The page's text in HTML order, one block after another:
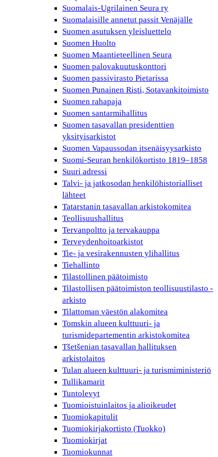
Suomalais-Ugrilainen Seura ry
Suomalaisille annetut passit Venäjälle
Suomen asutuksen yleisluettelo
Suomen Huolto
Suomen Maantieteellinen Seura
Suomen palovakuutuskonttori
Suomen passivirasto Pietarissa
Suomen Punainen Risti, Sotavankitoimisto
Suomen rahapaja
Suomen santarmihallitus
Suomen tasavallan presidenttien
yksityisarkistot
Suomen Vapaussodan itsenäisyysarkisto
Suomi-Seuran henkilökortisto 1819–1858
Suuri adressi
Talvi- ja jatkosodan henkilöhistorialliset
lähteet
Tatarstanin tasavallan arkistokomitea
Teollisuushallitus
Tervanpoltto ja tervakauppa
Terveydenhoitoarkistot
Tie- ja vesirakennusten ylihallitus
Tiehallinto
Tilastollinen päätoimisto
Tilastollisen päätoimiston teollisuustilasto -
arkisto
Tilattoman väestön alakomitea
Tomskin alueen kulttuuri- ja
turismidepartementin arkistokomitea
Tšetšenian tasavallan hallituksen
arkistolaitos
Tulan alueen kulttuuri- ja turismiministeriö
Tullikamarit
Tuntolevyt
Tuomioistuinlaitos ja alioikeudet
Tuomiokapitulit
Tuomiokirjakortisto (Tuokko)
Tuomiokirjat
Tuomiokunnat